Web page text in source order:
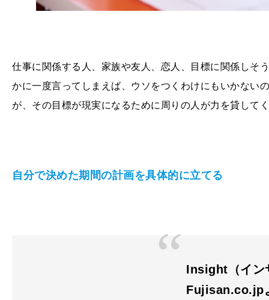
仕事に関係する人、家族や友人、恋人、目標に関係しそ
かに一度言ってしまえば、ウソをつくわけにもいかない
が、その目標が現実になるために周りの人が力を貸して
自分で決めた期間の計画を具体的に立てる
Insight（イン
Fujisan.co.jp